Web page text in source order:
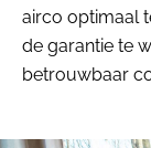
airco optimaal
de garantie te
betrouwbaar